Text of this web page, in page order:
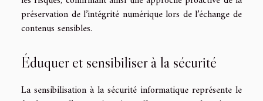
préservation de l’intégrité numérique lors de l’échange de
contenus sensibles.
Éduquer et sensibiliser à la sécurité
La sensibilisation à la sécurité informatique représente le